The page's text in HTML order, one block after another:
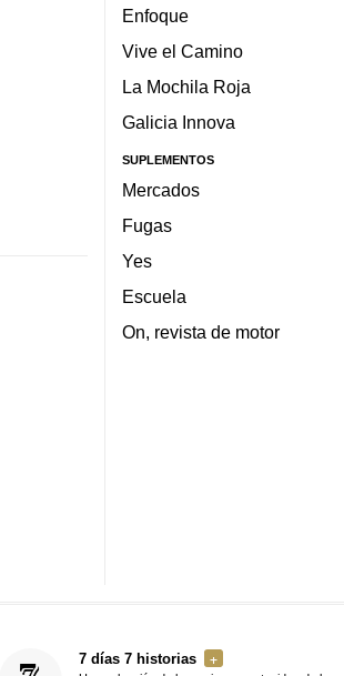
Enfoque
Vive el Camino
La Mochila Roja
Galicia Innova
SUPLEMENTOS
Mercados
Fugas
Yes
Escuela
On, revista de motor
7 días 7 historias